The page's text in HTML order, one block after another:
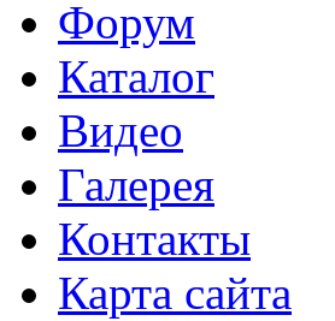
Форум
Каталог
Видео
Галерея
Контакты
Карта сайта